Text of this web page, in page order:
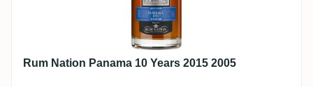
Rum Nation Panama 10 Years 2015 2005